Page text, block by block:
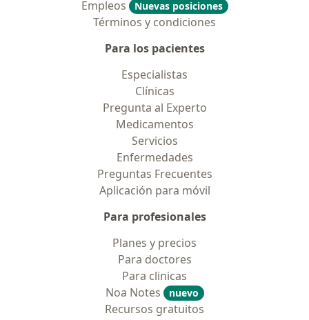
Empleos
Nuevas posiciones
Términos y condiciones
Para los pacientes
Especialistas
Clínicas
Pregunta al Experto
Medicamentos
Servicios
Enfermedades
Preguntas Frecuentes
Aplicación para móvil
Para profesionales
Planes y precios
Para doctores
Para clinicas
Noa Notes
nuevo
Recursos gratuitos